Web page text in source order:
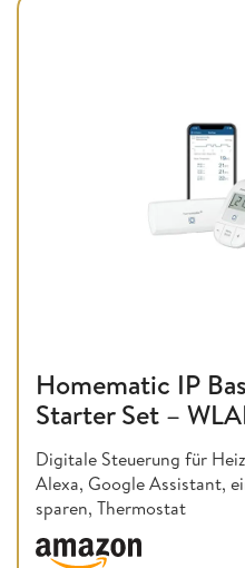
Homematic IP
Starter Set –
Digitale Steuerung für
Alexa, Google Assistant,
sparen, Thermostat